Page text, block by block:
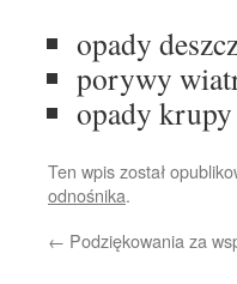
opady
porywy
opady
Ten wpis został
odnośnika.
← Podziękowania za